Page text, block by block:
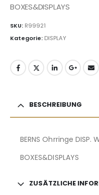
BOXES&DISPLAYS
SKU: R99921
Kategorie: DISPLAY
BESCHREIBUNG
BERNS Ohrringe DISP.
BOXES&DISPLAYS
ZUSÄTZLICHE